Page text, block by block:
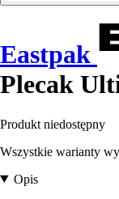
Eastpak
Plecak
Produkt niedostępny
Wszystkie warianty
Opis